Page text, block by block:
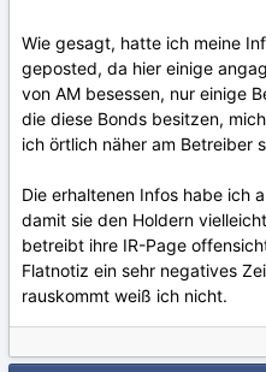
Wie gesagt, hatte ich meine
geposted, da hier einige
von AM besessen, nur einige
die diese Bonds besitzen,
ich örtlich näher am Betreiber
Die erhaltenen Infos habe ich
damit sie den Holdern
betreibt ihre IR-Page
Flatnotiz ein sehr negatives
rauskommt weiß ich nicht.